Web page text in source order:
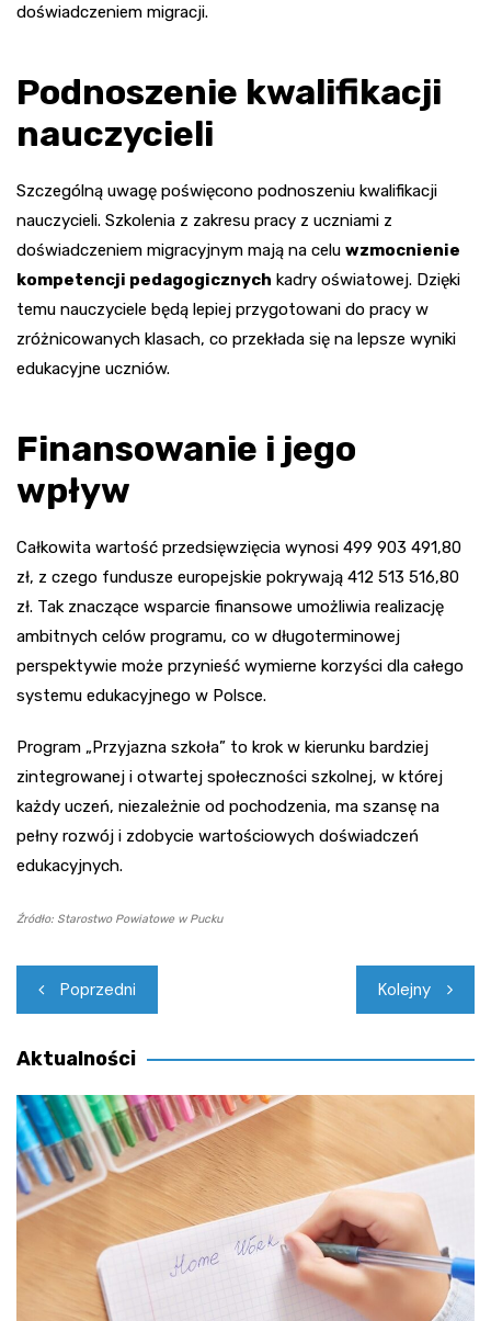
doświadczeniem migracji.
Podnoszenie kwalifikacji
nauczycieli
Szczególną uwagę poświęcono podnoszeniu kwalifikacji
nauczycieli. Szkolenia z zakresu pracy z uczniami z
doświadczeniem migracyjnym mają na celu wzmocnienie
kompetencji pedagogicznych kadry oświatowej. Dzięki
temu nauczyciele będą lepiej przygotowani do pracy w
zróżnicowanych klasach, co przekłada się na lepsze wyniki
edukacyjne uczniów.
Finansowanie i jego
wpływ
Całkowita wartość przedsięwzięcia wynosi 499 903 491,80
zł, z czego fundusze europejskie pokrywają 412 513 516,80
zł. Tak znaczące wsparcie finansowe umożliwia realizację
ambitnych celów programu, co w długoterminowej
perspektywie może przynieść wymierne korzyści dla całego
systemu edukacyjnego w Polsce.
Program „Przyjazna szkoła” to krok w kierunku bardziej
zintegrowanej i otwartej społeczności szkolnej, w której
każdy uczeń, niezależnie od pochodzenia, ma szansę na
pełny rozwój i zdobycie wartościowych doświadczeń
edukacyjnych.
Źródło: Starostwo Powiatowe w Pucku
Nawigacja
wpisu
Poprzedni Kolejny
Aktualności